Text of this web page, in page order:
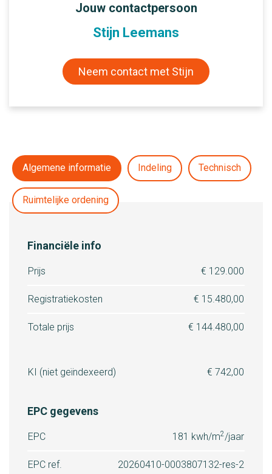
Jouw contactpersoon
Stijn Leemans
Neem contact met Stijn
Algemene informatie Indeling Technisch
Ruimtelijke ordening
Financiële info
Prijs € 129.000
Registratiekosten € 15.480,00
Totale prijs € 144.480,00
KI (niet geïndexeerd) € 742,00
EPC gegevens
EPC 181 kwh/m2/jaar
EPC ref. 20260410-0003807132-res-2